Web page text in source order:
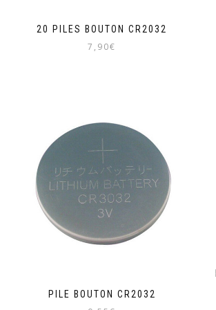
20 PILES BOUTON CR2032
7,90€
PILE BOUTON CR2032